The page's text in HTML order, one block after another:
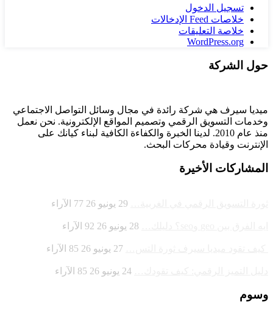
تسجيل الدخول
خلاصات Feed الإدخالات
خلاصة التعليقات
WordPress.org
حول الشركة
ميديا ​​سيرف هي شركة رائدة في مجال وسائل التواصل الاجتماعي
وخدمات التسويق الرقمي وتصميم المواقع الإلكترونية. نحن نعمل
منذ عام 2010. لدينا الخبرة والكفاءة الكافية لبناء كيانك على
الإنترنت وقيادة محركات البحث.
المشاركات الأخيرة
29 يونيو 26 77 الآراء
28 يونيو 26 92 الآراء
27 يونيو 26 85 الآراء
24 يونيو 26 85 الآراء
وسوم